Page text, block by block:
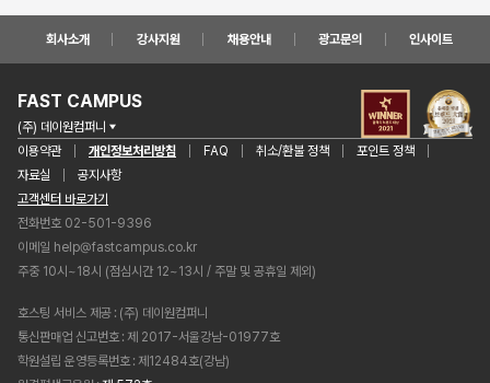
회사소개 강사지원 채용안내 광고문의 인사이트
FAST CAMPUS
(주) 데이원컴퍼니
이용약관
개인정보처리방침 FAQ 취소/환불 정책
포인트 정책
자료실
공지사항
고객센터 바로가기
전화번호 02-501-9396
이메일 help@fastcampus.co.kr
주중 10시~18시 (점심시간 12~13시 / 주말 및 공휴일 제외)
호스팅 서비스 제공 (주) 데이원컴퍼니
통신판매업 신고번호 제 2017-서울강남-01977호
학원설립 운영등록번호 제12484호(강남)